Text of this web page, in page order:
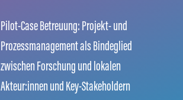
Pilot-Case Betreuung: Projekt- und
Prozessmanagement als Bindeglied
zwischen Forschung und lokalen
Akteur:innen und Key-Stakeholdern